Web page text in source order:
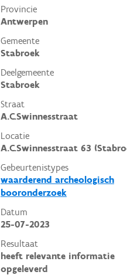
Provincie
Antwerpen
Gemeente
Stabroek
Deelgemeente
Stabroek
Straat
A.C.Swinnesstraat
Locatie
A.C.Swinnesstraat 63
Gebeurtenistypes
waarderend archeologisch
booronderzoek
Datum
25-07-2023
Resultaat
heeft relevante informatie
opgeleverd